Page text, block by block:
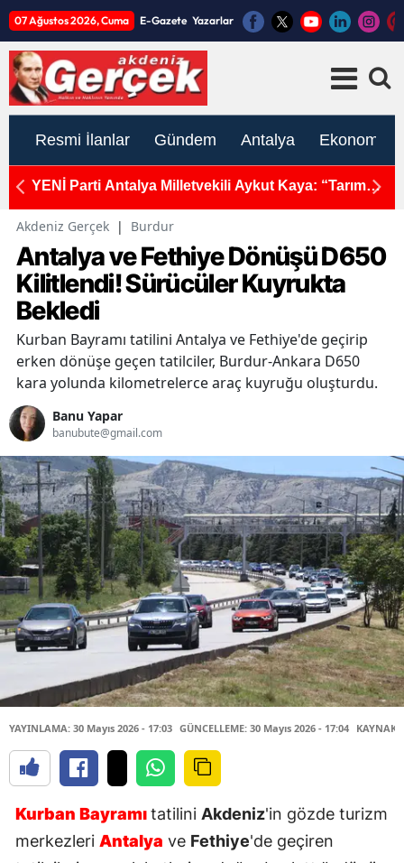
07 Ağustos 2026, Cuma E-Gazete Yazarlar
Resmi İlanlar Gündem Antalya Ekonomi
Mersin'de 3.5 Büyüklüğünde Deprem!
Akdeniz Gerçek | Burdur
Antalya ve Fethiye Dönüşü D650
Kilitlendi! Sürücüler Kuyrukta
Bekledi
Kurban Bayramı tatilini Antalya ve Fethiye'de geçirip
erken dönüşe geçen tatilciler, Burdur-Ankara D650
kara yolunda kilometrelerce araç kuyruğu oluşturdu.
Banu Yapar
banubute@gmail.com
YAYINLAMA: 30 Mayıs 2026 - 17:03 GÜNCELLEME: 30 Mayıs 2026 - 17:04 KAYNAK:
Kurban Bayramıtatilini Akdeniz'in gözde turizm
merkezleri Antalya ve Fethiye'de geçiren